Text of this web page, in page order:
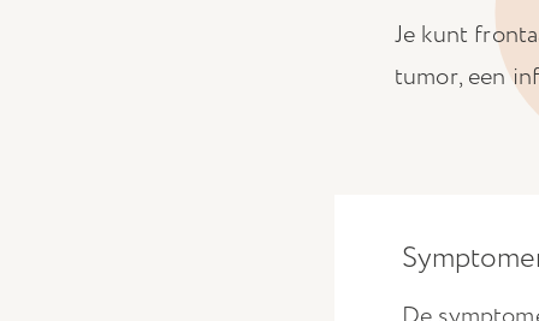
Je kunt
tumor, een